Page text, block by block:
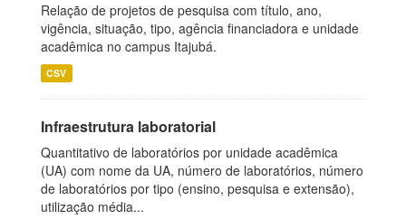
Relação de projetos de pesquisa com título, ano,
vigência, situação, tipo, agência financiadora e unidade
acadêmica no campus Itajubá.
CSV
Infraestrutura laboratorial
Quantitativo de laboratórios por unidade acadêmica
(UA) com nome da UA, número de laboratórios, número
de laboratórios por tipo (ensino, pesquisa e extensão),
utilização média...